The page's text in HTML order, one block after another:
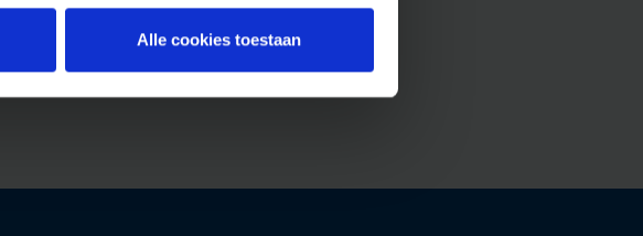
Alle cookies toestaan